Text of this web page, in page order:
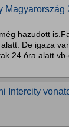
hazudott
De igaza
24 óra alatt vb-
Intercity